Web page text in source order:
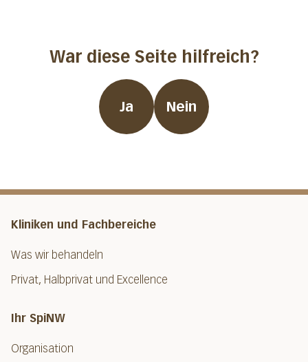
War diese Seite hilfreich?
Ja Nein
Kliniken und Fachbereiche
Was wir behandeln
Privat, Halbprivat und Excellence
Ihr SpiNW
Organisation